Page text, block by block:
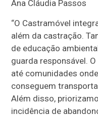
Ana Cláudia Passos
“O Castramóvel
além da castração.
de educação
guarda responsável.
até comunidades
conseguem
Além disso,
incidência de